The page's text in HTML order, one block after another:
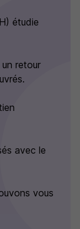
étudie
retour
avec le
vous